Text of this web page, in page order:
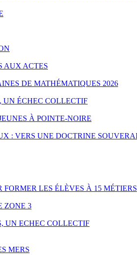
AUX ACTES
DE MATHÉMATIQUES 2026
UN ÉCHEC COLLECTIF
À POINTE-NOIRE
: VERS UNE DOCTRINE
LES ÉLÈVES À 15 MÉTIERS
ZONE 3
UN ECHEC COLLECTIF
MERS